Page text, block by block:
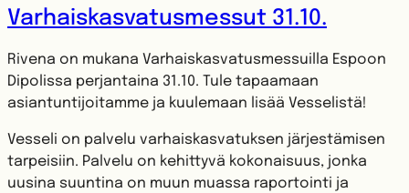
Varhaiskasvatusmessut 31.10.
Rivena on mukana Varhaiskasvatusmessuilla Espoon
Dipolissa perjantaina 31.10. Tule tapaamaan
asiantuntijoitamme ja kuulemaan lisää Vesselistä!
Vesseli on palvelu varhaiskasvatuksen järjestämisen
tarpeisiin. Palvelu on kehittyvä kokonaisuus​, jonka
uusina suuntina on muun muassa raportointi ja